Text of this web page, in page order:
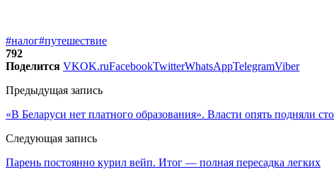
#налог#путешествие
792
Поделится VKOK.ruFacebookTwitterWhatsAppTelegramViber
Предыдущая запись
«В Беларуси нет платного образования». Власти опять подняли
Следующая запись
Парень постоянно курил вейп. Итог — полная пересадка легких